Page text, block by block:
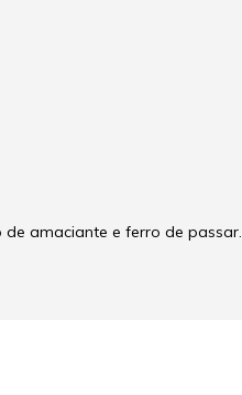
amaciante e ferro de passar.